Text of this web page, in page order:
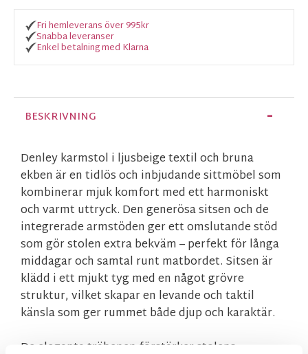
Fri hemleverans över 995kr
Snabba leveranser
Enkel betalning med Klarna
BESKRIVNING
Denley karmstol i ljusbeige textil och bruna
ekben är en tidlös och inbjudande sittmöbel som
kombinerar mjuk komfort med ett harmoniskt
och varmt uttryck. Den generösa sitsen och de
integrerade armstöden ger ett omslutande stöd
som gör stolen extra bekväm – perfekt för långa
middagar och samtal runt matbordet. Sitsen är
klädd i ett mjukt tyg med en något grövre
struktur, vilket skapar en levande och taktil
känsla som ger rummet både djup och karaktär.
De eleganta träbenen förstärker stolens